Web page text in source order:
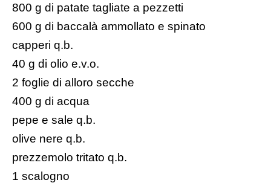
800 g di patate tagliate a pezzetti
600 g di baccalà ammollato e spinato
capperi q.b.
40 g di olio e.v.o.
2 foglie di alloro secche
400 g di acqua
pepe e sale q.b.
olive nere q.b.
prezzemolo tritato q.b.
1 scalogno